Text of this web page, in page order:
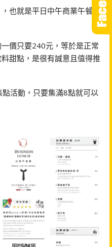
也就是平日中午商業午餐的
價只要240元，等於是正常
甜點，是很有誠意且值得推
點活動，只要集滿8點就可以